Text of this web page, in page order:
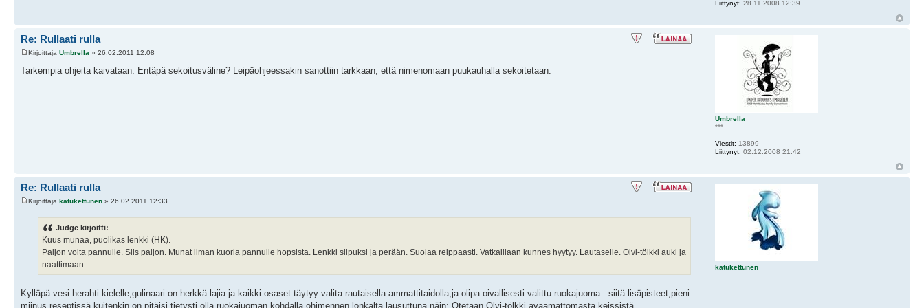
Liittynyt: 28.11.2008 12:39
Re: Rullaati rulla
Kirjoittaja Umbrella » 26.02.2011 12:08
Tarkempia ohjeita kaivataan. Entäpä sekoitusväline? Leipäohjeessakin sanottiin tarkkaan, että nimenomaan puukauhalla sekoitetaan.
Umbrella
***
Viestit: 13899
Liittynyt: 02.12.2008 21:42
Re: Rullaati rulla
Kirjoittaja katukettunen » 26.02.2011 12:33
Judge kirjoitti:
Kuus munaa, puolikas lenkki (HK).
Paljon voita pannulle. Siis paljon. Munat ilman kuoria pannulle hopsista. Lenkki silpuksi ja perään. Suolaa reippaasti. Vatkaillaan kunnes hyytyy. Lautaselle. Olvi-tölkki auki ja
naattimaan.
Kylläpä vesi herahti kielelle,gulinaari on herkkä lajia ja kaikki osaset täytyy valita rautaisella ammattitaidolla,ja olipa oivallisesti valittu ruokajuoma...siitä lisäpisteet,pieni
miinus reseptissä kuitenkin on,pitäisi tietysti olla ruokajuoman kohdalla ohimennen lonkalta lausuttuna näin: Otetaan Olvi-tölkki avaamattomasta keissistä..
katukettunen